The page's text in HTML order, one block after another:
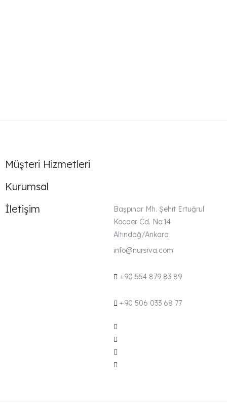
Müşteri Hizmetleri
Kurumsal
İletişim
Başpınar Mh. Şehit Ertuğrul
Kocaer Cd. No:14
Altındağ/Ankara
info@nursiva.com
+90 554 879 83 89
+90 506 033 68 77